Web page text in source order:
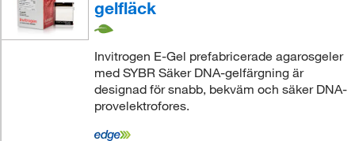
gelfläck
Invitrogen E-Gel prefabricerade agarosgeler
med SYBR Säker DNA-gelfärgning är
designad för snabb, bekväm och säker DNA-
provelektrofores.